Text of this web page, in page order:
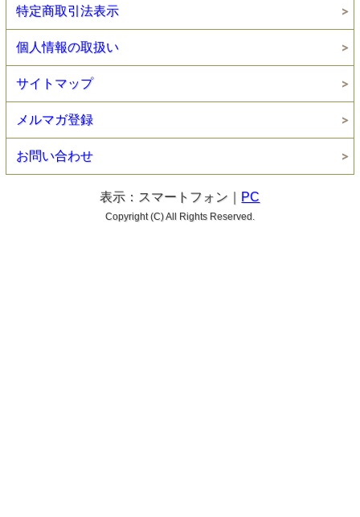
特定商取引法表示
個人情報の取扱い
サイトマップ
メルマガ登録
お問い合わせ
表示：スマートフォン｜ PC
Copyright (C) All Rights Reserved.